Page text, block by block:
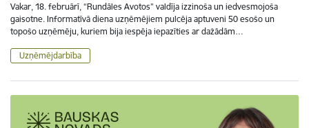
Vakar, 18. februārī, “Rundāles Avotos” valdīja izzinoša un iedvesmojoša
gaisotne. Informatīvā diena uzņēmējiem pulcēja aptuveni 50 esošo un
topošo uzņēmēju, kuriem bija iespēja iepazīties ar dažādām…
Uzņēmējdarbība